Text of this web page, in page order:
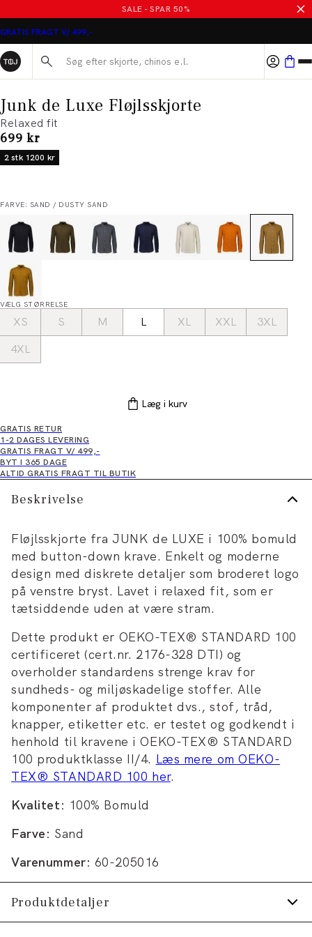
SALE - SPAR 50%
GRATIS FRAGT V/ 499,-
Søg her...
Junk de Luxe Fløjlsskjorte
Relaxed fit
I alt (inkl. rabat)
699 kr
2 stk 1200 kr
FARVE: SAND / DUSTY SAND
VÆLG STØRRELSE
XS S M L XL XXL
3XL
4XL
Læg i kurv
GRATIS RETUR
1-2 DAGES LEVERING
GRATIS FRAGT V/ 499,-
BYT I 365 DAGE
ALTID GRATIS FRAGT TIL BUTIK
Beskrivelse
Fløjlsskjorte fra JUNK de LUXE i 100% bomuld
med button-down krave. Enkelt og moderne
design med diskrete detaljer som broderet logo
på venstre bryst. Lavet i relaxed fit, som er
tætsiddende uden at være stram.
Dette produkt er OEKO-TEX® STANDARD 100
certificeret (cert.nr. 2176-328 DTI) og
overholder standardens strenge krav for
sundheds- og miljøskadelige stoffer. Alle
komponenter af produktet dvs., stof, tråd,
knapper, etiketter etc. er testet og godkendt i
henhold til kravene i OEKO-TEX® STANDARD
100 produktklasse II/4. Læs mere om OEKO-
TEX® STANDARD 100 her.
Kvalitet: 100% Bomuld
Farve: Sand
Varenummer: 60-205016
Produktdetaljer